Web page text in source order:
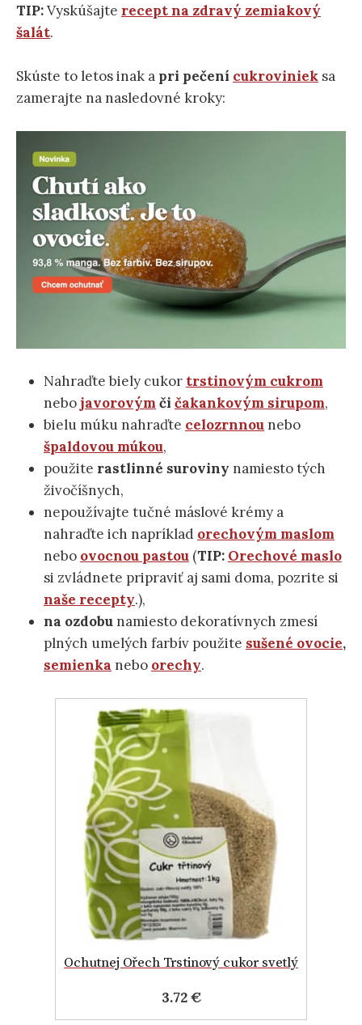
TIP:Vyskúšajte recept na zdravý zemiakový
šalát.
Skúste to letos inak a pri pečení cukroviniek sa
zamerajte na nasledovné kroky:
Nahraďte biely cukor trstinovým cukrom
nebojavorovým či čakankovým sirupom,
bielu múku nahraďte celozrnnou nebo
špaldovou múkou,
použite rastlinné suroviny namiesto tých
živočíšnych,
nepoužívajte tučné máslové krémy a
nahraďte ich napríklad orechovým maslom
nebo ovocnou pastou (TIP: Orechové maslo
si zvládnete pripraviť aj sami doma, pozrite si
naše recepty.),
na ozdobu namiesto dekoratívnych zmesí
plných umelých farbív použite sušené ovocie,
semienka nebo orechy.
Ochutnej Ořech Trstinový cukor svetlý
3.72 €